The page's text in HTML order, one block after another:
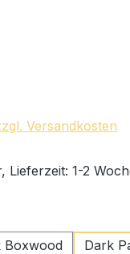
Versandkosten
Lieferzeit: 1-2
Boxwood Dark